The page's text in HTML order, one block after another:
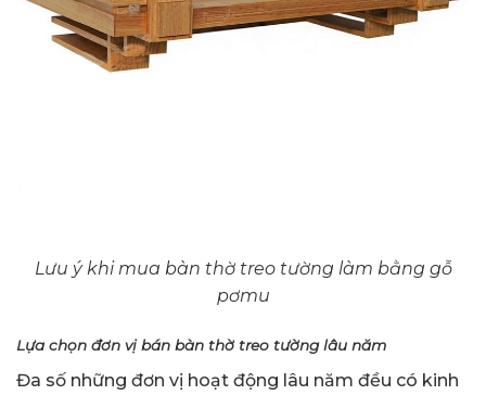
Lưu ý khi mua bàn thờ treo tường làm bằng gỗ
pơmu
Lựa chọn đơn vị bán bàn thờ treo tường lâu năm
Đa số những đơn vị hoạt động lâu năm đều có kinh